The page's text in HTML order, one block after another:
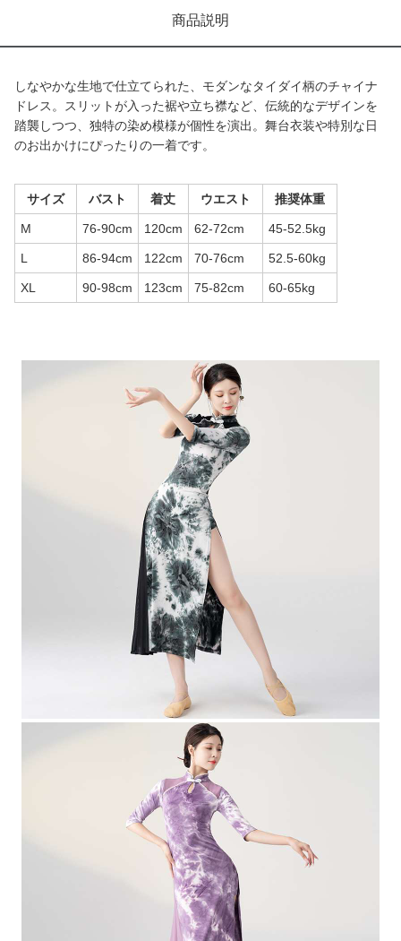
商品説明
しなやかな生地で仕立てられた、モダンなタイダイ柄のチャイナ
ドレス。スリットが入った裾や立ち襟など、伝統的なデザインを
踏襲しつつ、独特の染め模様が個性を演出。舞台衣装や特別な日
のお出かけにぴったりの一着です。
サイズ バスト 着丈 ウエスト 推奨体重
M 76-90cm 120cm 62-72cm 45-52.5kg
L 86-94cm 122cm 70-76cm 52.5-60kg
XL 90-98cm 123cm 75-82cm 60-65kg